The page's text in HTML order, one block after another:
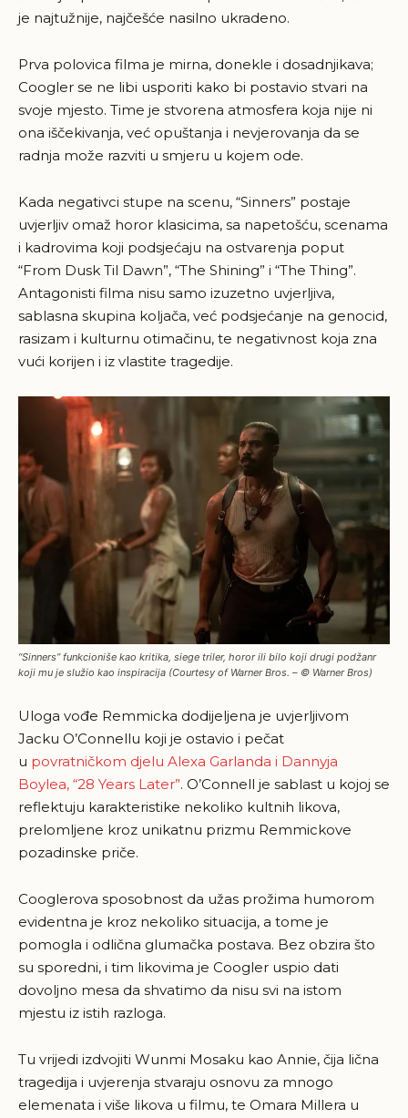
je najtužnije, najčešće nasilno ukradeno.
Prva polovica filma je mirna, donekle i dosadnjikava;
Coogler se ne libi usporiti kako bi postavio stvari na
svoje mjesto. Time je stvorena atmosfera koja nije ni
ona iščekivanja, već opuštanja i nevjerovanja da se
radnja može razviti u smjeru u kojem ode.
Kada negativci stupe na scenu, “Sinners” postaje
uvjerljiv omaž horor klasicima, sa napetošću, scenama
i kadrovima koji podsjećaju na ostvarenja poput
“From Dusk Til Dawn”, “The Shining” i “The Thing”.
Antagonisti filma nisu samo izuzetno uvjerljiva,
sablasna skupina koljača, već podsjećanje na genocid,
rasizam i kulturnu otimačinu, te negativnost koja zna
vući korijen i iz vlastite tragedije.
“Sinners” funkcioniše kao kritika, siege triler, horor ili bilo koji drugi podžanr
koji mu je služio kao inspiracija (Courtesy of Warner Bros. – © Warner Bros)
Uloga vođe Remmicka dodijeljena je uvjerljivom
Jacku O’Connellu koji je ostavio i pečat
u povratničkom djelu Alexa Garlanda i Dannyja
Boylea, “28 Years Later”. O’Connell je sablast u kojoj se
reflektuju karakteristike nekoliko kultnih likova,
prelomljene kroz unikatnu prizmu Remmickove
pozadinske priče.
Cooglerova sposobnost da užas prožima humorom
evidentna je kroz nekoliko situacija, a tome je
pomogla i odlična glumačka postava. Bez obzira što
su sporedni, i tim likovima je Coogler uspio dati
dovoljno mesa da shvatimo da nisu svi na istom
mjestu iz istih razloga.
Tu vrijedi izdvojiti Wunmi Mosaku kao Annie, čija lična
tragedija i uvjerenja stvaraju osnovu za mnogo
elemenata i više likova u filmu, te Omara Millera u